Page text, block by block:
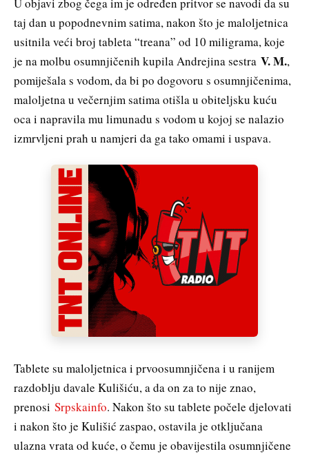
U objavi zbog čega im je određen pritvor se navodi da su
taj dan u popodnevnim satima, nakon što je maloljetnica
usitnila veći broj tableta “treana” od 10 miligrama, koje
je na molbu osumnjičenih kupila Andrejina sestra V. M.,
pomiješala s vodom, da bi po dogovoru s osumnjičenima,
maloljetna u večernjim satima otišla u obiteljsku kuću
oca i napravila mu limunadu s vodom u kojoj se nalazio
izmrvljeni prah u namjeri da ga tako omami i uspava.
Tablete su maloljetnica i prvoosumnjičena i u ranijem
razdoblju davale Kulišiću, a da on za to nije znao,
prenosi Srpskainfo. Nakon što su tablete počele djelovati
i nakon što je Kulišić zaspao, ostavila je otključana
ulazna vrata od kuće, o čemu je obavijestila osumnjičene